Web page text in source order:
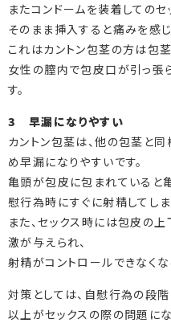
またコンドームを装着してのセ
そのまま挿入すると痛みを感
これはカントン包茎の方は包
女性の膣内で包皮口が引っ張
す。
3 早漏になりやすい
カントン包茎は、他の包茎と
め早漏になりやすいです。
亀頭が包皮に包まれていると
慰行為時にすぐに射精してしま
また、セックス時には包皮の
激が与えられ、
射精がコントロールできなくな
対策としては、自慰行為の段
以上がセックスの際の問題にな